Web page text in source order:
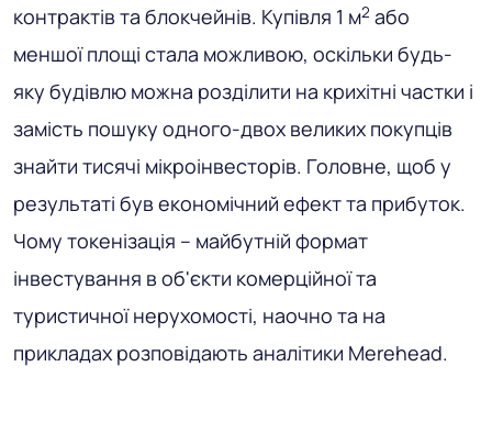
контрактів та блокчейнів. Купівля 1 м2 або
меншої площі стала можливою, оскільки будь-
яку будівлю можна розділити на крихітні частки і
замість пошуку одного-двох великих покупців
знайти тисячі мікроінвесторів. Головне, щоб у
результаті був економічний ефект та прибуток.
Чому токенізація – майбутній формат
інвестування в об'єкти комерційної та
туристичної нерухомості, наочно та на
прикладах розповідають аналітики Merehead.